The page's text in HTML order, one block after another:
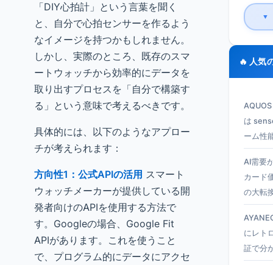
「DIY心拍計」という言葉を聞く
と、自分で心拍センサーを作るよう
なイメージを持つかもしれません。
しかし、実際のところ、既存のスマ
ートウォッチから効率的にデータを
取り出すプロセスを「自分で構築す
る」という意味で考えるべきです。
具体的には、以下のようなアプロー
チが考えられます：
方向性1：公式APIの活用 スマート
ウォッチメーカーが提供している開
発者向けのAPIを使用する方法で
す。Googleの場合、Google Fit
APIがあります。これを使うこと
で、プログラム的にデータにアクセ
▼
🔥 人気
は
ーム性
AI需要
カード
の大転
にレト
証で分